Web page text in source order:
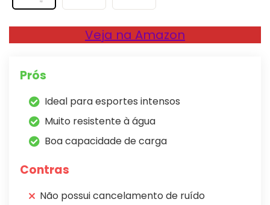
Veja na Amazon
Prós
Ideal para esportes intensos
Muito resistente à água
Boa capacidade de carga
Contras
Não possui cancelamento de ruído